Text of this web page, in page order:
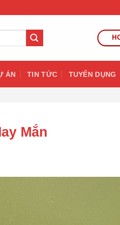
ÁN TIN TỨC TUYỂN DỤNG
Mắn